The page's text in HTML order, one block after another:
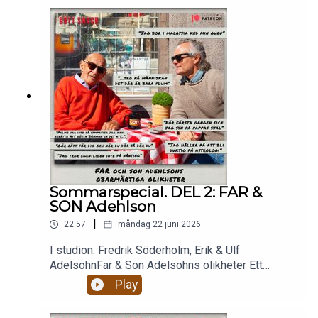
Sommarspecial. DEL 2: FAR &
SON Adehlson
22:57 måndag 22 juni 2026
I studion: Fredrik Söderholm, Erik & Ulf
AdelsohnFar & Son Adelsohns olikheter Ett
våldsamt mysigt avsnitt med Erik och Ulf
Adelsohn. När fick Erik syn på sin pappas själ för
första gången? Var det värt att viga sitt liv åt
Play